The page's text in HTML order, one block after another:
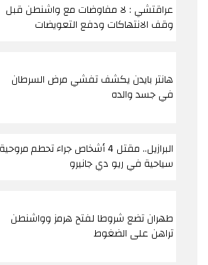
عراقتشي : لا مفاوضات مع واشنطن قبل
وقف الانتهاكات ودفع التعويضات
هانتر بايدن يكشف تفشي مرض السرطان
في جسد والده
البرازيل.. مقتل 4 أشخاص جراء تحطم مروحية
سياحية في ريو دي جانيرو
طهران تضع شروطا لفتح هرمز وواشنطن
تراهن على الضغوط